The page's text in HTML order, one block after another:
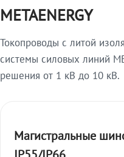
METAENERGY
Токопроводы с литой
системы силовых линий
решения от 1 кВ до 10 кВ.
Магистральные